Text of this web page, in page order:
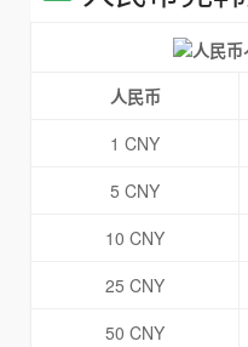
人民币
1 CNY
5 CNY
10 CNY
25 CNY
50 CNY